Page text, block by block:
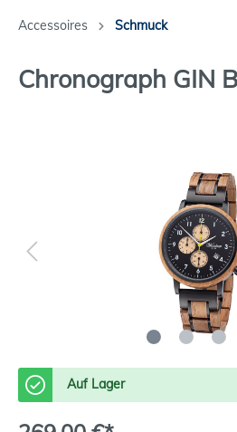
Accessoires Schmuck
Chronograph GIN
Auf Lager